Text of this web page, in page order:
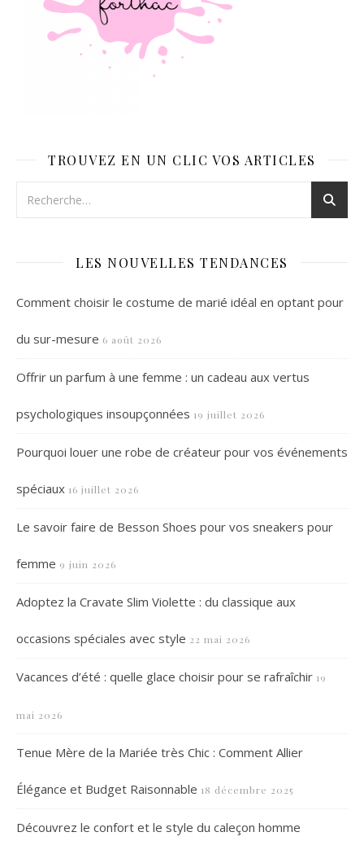
TROUVEZ EN UN CLIC VOS ARTICLES
LES NOUVELLES TENDANCES
Comment choisir le costume de marié idéal en optant pour
du sur-mesure 6 août 2026
Offrir un parfum à une femme : un cadeau aux vertus
psychologiques insoupçonnées 19 juillet 2026
Pourquoi louer une robe de créateur pour vos événements
spéciaux 16 juillet 2026
Le savoir faire de Besson Shoes pour vos sneakers pour
femme 9 juin 2026
Adoptez la Cravate Slim Violette : du classique aux
occasions spéciales avec style 22 mai 2026
Vacances d’été : quelle glace choisir pour se rafraîchir 19
mai 2026
Tenue Mère de la Mariée très Chic : Comment Allier
Élégance et Budget Raisonnable 18 décembre 2025
Découvrez le confort et le style du caleçon homme